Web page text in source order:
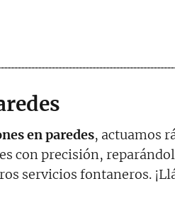
en paredes, actuamos
con precisión,
servicios fontaneros.